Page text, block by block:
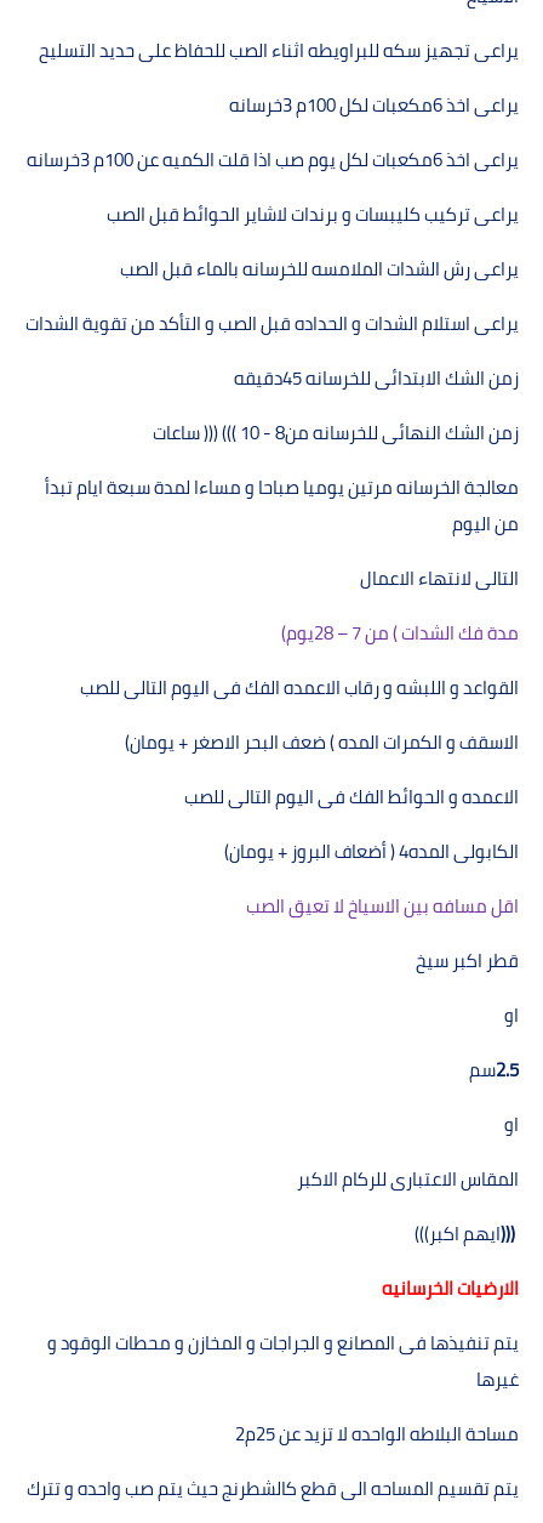
يراعى تجھيز سكه للبراويطه اثناء الصب للحفاظ على حديد التسليح
يراعى اخذ6مكعبات لكل100م 3خرسانه
يراعى اخذ6مكعبات لكل يوم صب اذا قلت الكميه عن100م 3خرسانه
يراعى تركيب كليبسات و برندات لاشاير الحوائط قبل الصب
يراعى رش الشدات الملامسه للخرسانه بالماء قبل الصب
يراعى استلام الشدات و الحداده قبل الصب و التأكد من تقوية الشدات
زمن الشك الابتدائى للخرسانه45دقيقه
زمن الشك النھائى للخرسانه من))) ((( 10 - 8ساعات
معالجة الخرسانه مرتين يوميا صباحا و مساءا لمدة سبعة ايام تبدأ
من اليوم
التالى لانتھاء الاعمال
مدة فك الشدات ) من28 – 7يوم(
القواعد و اللبشه و رقاب الاعمده الفك فى اليوم التالى للصب
الاسقف و الكمرات المده ) ضعف البحر الاصغر + يومان(
الاعمده و الحوائط الفك فى اليوم التالى للصب
الكابولى المده) 4أضعاف البروز + يومان(
اقل مسافه بين الاسياخ لا تعيق الصب
قطر اكبر سيخ
او
2.5سم
او
المقاس الاعتبارى للركام الاكبر
)))ايھم اكبر(((
الارضيات الخرسانيه
يتم تنفيذھا فى المصانع و الجراجات و المخازن و محطات الوقود و
غيرھا
مساحة البلاطه الواحده لا تزيد عن25م2
يتم تقسيم المساحه الى قطع كالشطرنج حيث يتم صب واحده و تترك